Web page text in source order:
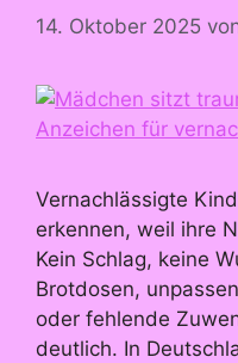
14. Oktober 2025
Vernachlässigte
erkennen, weil ihre
Kein Schlag, keine
Brotdosen,
oder fehlende
deutlich. In